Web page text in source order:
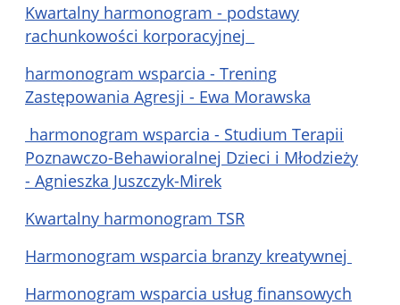
Kwartalny harmonogram - podstawy
rachunkowości korporacyjnej
harmonogram wsparcia - Trening
Zastępowania Agresji - Ewa Morawska
harmonogram wsparcia - Studium Terapii
Poznawczo-Behawioralnej Dzieci i Młodzieży
- Agnieszka Juszczyk-Mirek
Kwartalny harmonogram TSR
Harmonogram wsparcia branzy kreatywnej
Harmonogram wsparcia usług finansowych